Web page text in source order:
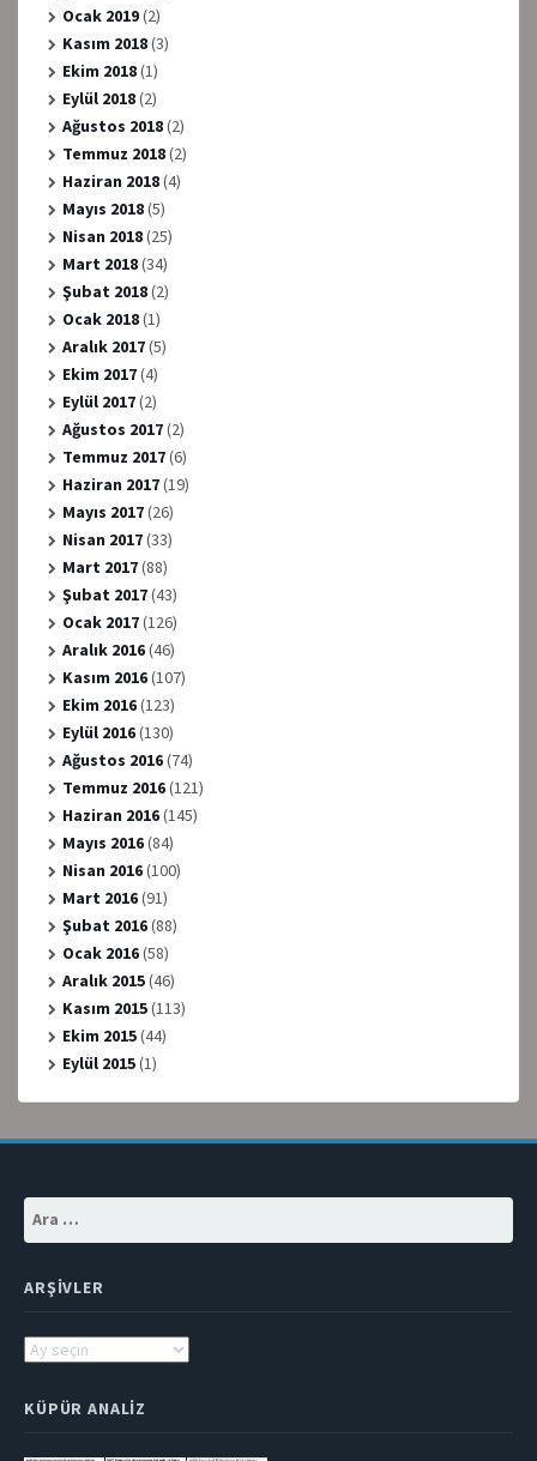
Ocak 2019(2)
Kasım 2018(3)
Ekim 2018(1)
Eylül 2018(2)
Ağustos 2018(2)
Temmuz 2018(2)
Haziran 2018(4)
Mayıs 2018(5)
Nisan 2018(25)
Mart 2018(34)
Şubat 2018(2)
Ocak 2018(1)
Aralık 2017(5)
Ekim 2017(4)
Eylül 2017(2)
Ağustos 2017(2)
Temmuz 2017(6)
Haziran 2017(19)
Mayıs 2017(26)
Nisan 2017(33)
Mart 2017(88)
Şubat 2017(43)
Ocak 2017(126)
Aralık 2016(46)
Kasım 2016(107)
Ekim 2016(123)
Eylül 2016(130)
Ağustos 2016(74)
Temmuz 2016(121)
Haziran 2016(145)
Mayıs 2016(84)
Nisan 2016(100)
Mart 2016(91)
Şubat 2016(88)
Ocak 2016(58)
Aralık 2015(46)
Kasım 2015(113)
Ekim 2015(44)
Eylül 2015(1)
Arama:
ARŞIVLER
Arşivler
KÜPÜR ANALIZ